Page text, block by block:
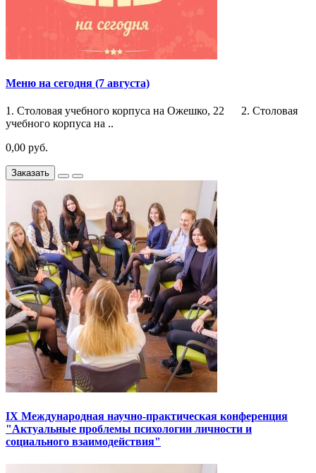
Меню на сегодня (7 августа)
1. Столовая учебного корпуса на Ожешко, 22 2. Столовая
учебного корпуса на ..
0,00 руб.
Заказать
IX Международная научно-практическая конференция
"Актуальные проблемы психологии личности и
социального взаимодействия"